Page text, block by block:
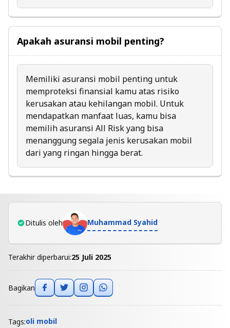
Apakah asuransi mobil penting?
Memiliki asuransi mobil penting untuk
memproteksi finansial kamu atas risiko
kerusakan atau kehilangan mobil. Untuk
mendapatkan manfaat luas, kamu bisa
memilih asuransi All Risk yang bisa
menanggung segala jenis kerusakan mobil
dari yang ringan hingga berat.
Ditulis oleh Muhammad Syahid
Terakhir diperbarui:25 Juli 2025
Bagikan
Tags:oli mobil